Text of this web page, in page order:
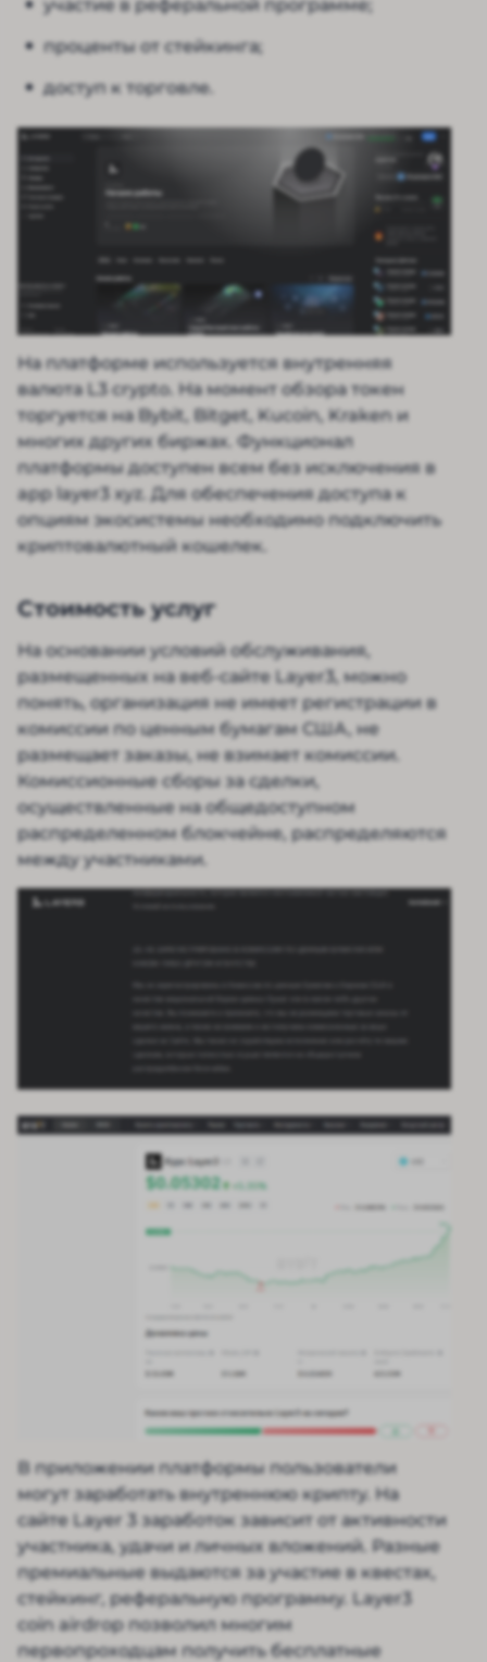
участие в реферальной программе;
проценты от стейкинга;
доступ к торговле.
На платформе используется внутренняя
валюта L3 crypto. На момент обзора токен
торгуется на Bybit, Bitget, Kucoin, Kraken и
многих других биржах. Функционал
платформы доступен всем без исключения в
app layer3 xyz. Для обеспечения доступа к
опциям экосистемы необходимо подключить
криптовалютный кошелек.
Стоимость услуг
На основании условий обслуживания,
размещенных на веб-сайте Layer3, можно
понять, организация не имеет регистрации в
комиссии по ценным бумагам США, не
размещает заказы, не взимает комиссии.
Комиссионные сборы за сделки,
осуществленные на общедоступном
распределенном блокчейне, распределяются
между участниками.
В приложении платформы пользователи
могут заработать внутреннюю крипту. На
сайте Layer 3 заработок зависит от активности
участника, удачи и личных вложений. Разные
премиальные выдаются за участие в квестах,
стейкинг, реферальную программу. Layer3
coin airdrop позволил многим
первопроходцам получить бесплатные